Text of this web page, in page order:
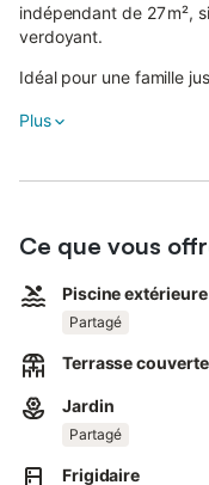
indépendant de 27 m²,
verdoyant.
Idéal pour une famille
Le gîte comprend 2
La cuisine est
micro-ondes, plaque de
ustensiles de cuisine.
Un coin salon avec
détente.
La terrasse privée est
(fauteuils). Un grill
Plus
Ce que vous
Piscine extérieure
Partagé
Terrasse couverte
Jardin
Partagé
Frigidaire